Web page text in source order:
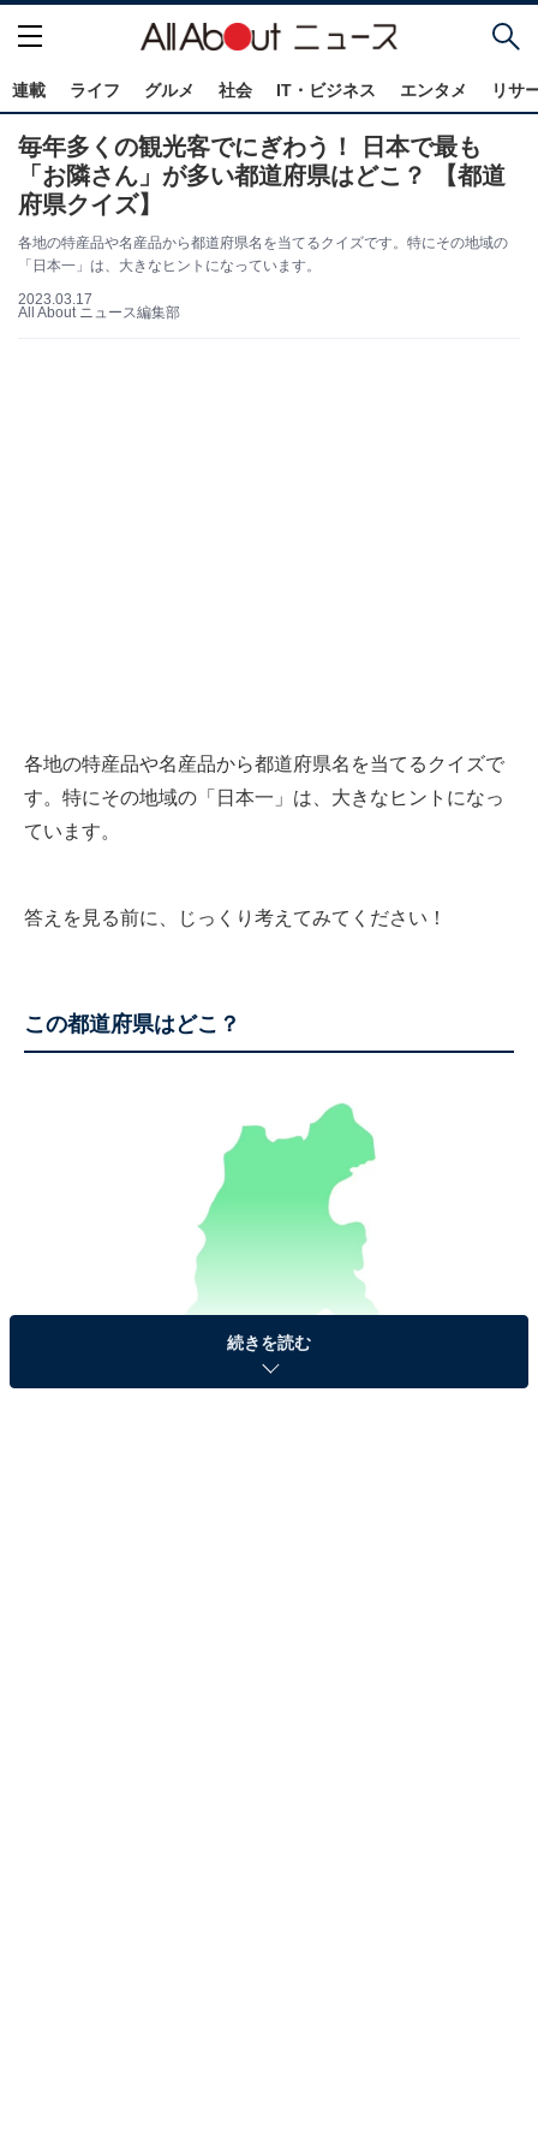
連載 ライフ グルメ 社会 IT・ビジネス エンタメ リサ
毎年多くの観光客でにぎわう！ 日本で最も
「お隣さん」が多い都道府県はどこ？ 【都道
府県クイズ】
各地の特産品や名産品から都道府県名を当てるクイズです。特にその地域の
「日本一」は、大きなヒントになっています。
2023.03.17
All About ニュース編集部
各地の特産品や名産品から都道府県名を当てるクイズで
す。特にその地域の「日本一」は、大きなヒントになっ
ています。
答えを見る前に、じっくり考えてみてください！
この都道府県はどこ？
続きを読む